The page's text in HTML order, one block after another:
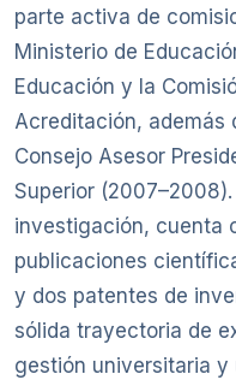
parte activa de
Ministerio de
Educación y la
Acreditación, además
Consejo Asesor
Superior
investigación, cuenta
publicaciones
y dos patentes de
sólida trayectoria de
gestión universitaria